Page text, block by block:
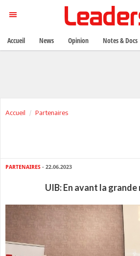
Accueil Partenaires
PARTENAIRES - 22.06.2023
UIB: En avant la grande
Accueil News Opinion Notes & Docs